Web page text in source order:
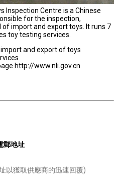
Inspection Centre is a Chinese
for the inspection,
import and export toys. It runs 7
toy testing services.
and export of toys
http://www.nli.gov.cn
郵地址
以獲取供應商的迅速回覆)